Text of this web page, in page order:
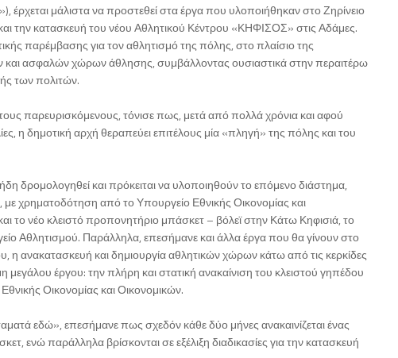
έρχεται μάλιστα να προστεθεί στα έργα που υλοποιήθηκαν στο Ζηρίνειο
την κατασκευή του νέου Αθλητικού Κέντρου «ΚΗΦΙΣΟΣ» στις Αδάμες.
παρέμβασης για τον αθλητισμό της πόλης, στο πλαίσιο της
και ασφαλών χώρων άθλησης, συμβάλλοντας ουσιαστικά στην περαιτέρω
των πολιτών.
παρευρισκόμενους, τόνισε πως, μετά από πολλά χρόνια και αφού
η δημοτική αρχή θεραπεύει επιτέλους μία «πληγή» της πόλης και του
δρομολογηθεί και πρόκειται να υλοποιηθούν το επόμενο διάστημα,
χρηματοδότηση από το Υπουργείο Εθνικής Οικονομίας και
το νέο κλειστό προπονητήριο μπάσκετ – βόλεϊ στην Κάτω Κηφισιά, το
Αθλητισμού. Παράλληλα, επεσήμανε και άλλα έργα που θα γίνουν στο
η ανακατασκευή και δημιουργία αθλητικών χώρων κάτω από τις κερκίδες
έργου: την πλήρη και στατική ανακαίνιση του κλειστού γηπέδου
Οικονομίας και Οικονομικών.
εδώ», επεσήμανε πως σχεδόν κάθε δύο μήνες ανακαινίζεται ένας
ενώ παράλληλα βρίσκονται σε εξέλιξη διαδικασίες για την κατασκευή